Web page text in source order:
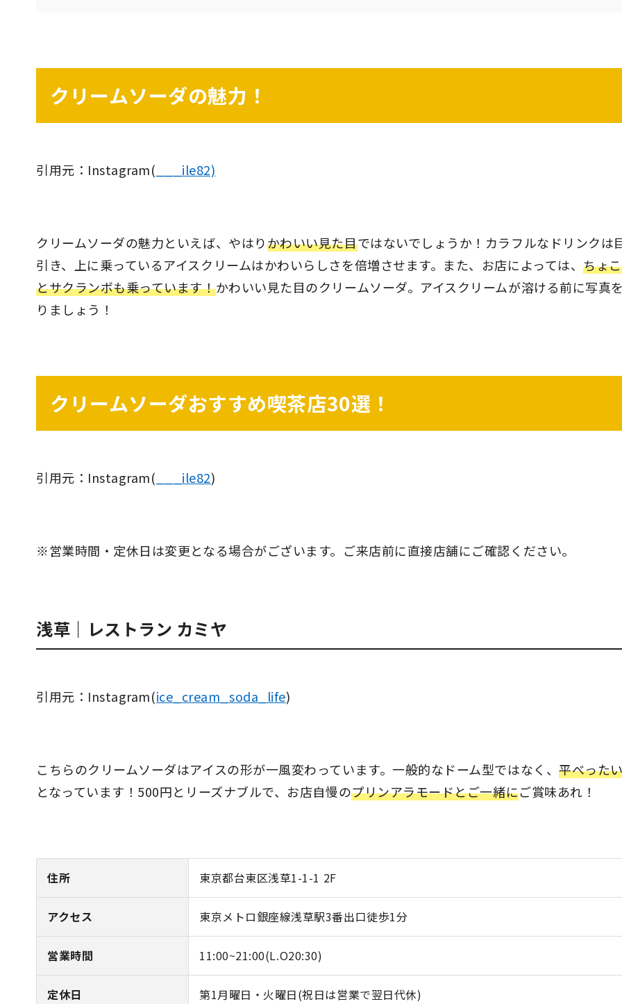
クリームソーダの魅力！
引用元：Instagram( ___ile82)
クリームソーダの魅力といえば、やはりかわいい見た目ではないでしょうか！カラフルなドリンクは
引き、上に乗っているアイスクリームはかわいらしさを倍増させます。また、お店によっては、ちょ
とサクランボも乗っています！かわいい見た目のクリームソーダ。アイスクリームが溶ける前に写真
りましょう！
クリームソーダおすすめ喫茶店30選！
引用元：Instagram( ___ile82)
※営業時間・定休日は変更となる場合がございます。ご来店前に直接店舗にご確認ください。
浅草｜レストラン カミヤ
引用元：Instagram(ice_cream_soda_life)
こちらのクリームソーダはアイスの形が一風変わっています。一般的なドーム型ではなく、平べった
となっています！500円とリーズナブルで、お店自慢のプリンアラモードとご一緒にご賞味あれ！
住所 東京都台東区浅草1-1-1 2F
アクセス 東京メトロ銀座線浅草駅3番出口徒歩1分
営業時間 11:00~21:00(L.O20:30)
定休日 第1月曜日・火曜日(祝日は営業で翌日代休)